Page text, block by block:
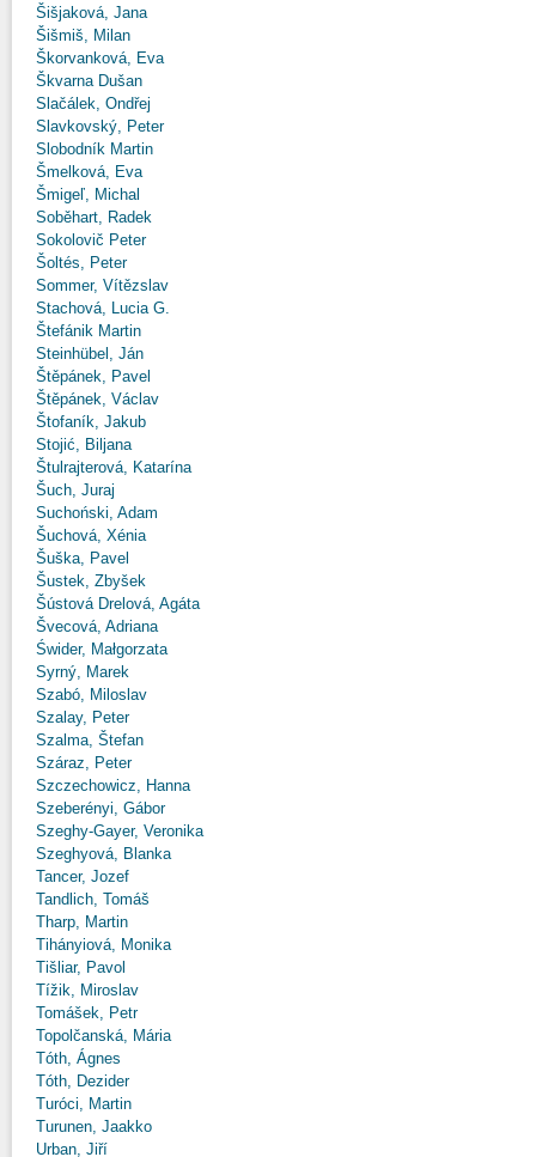
Šišjaková, Jana
Šišmiš, Milan
Škorvanková, Eva
Škvarna Dušan
Slačálek, Ondřej
Slavkovský, Peter
Slobodník Martin
Šmelková, Eva
Šmigeľ, Michal
Soběhart, Radek
Sokolovič Peter
Šoltés, Peter
Sommer, Vítězslav
Stachová, Lucia G.
Štefánik Martin
Steinhübel, Ján
Štěpánek, Pavel
Štěpánek, Václav
Štofaník, Jakub
Stojić, Biljana
Štulrajterová, Katarína
Šuch, Juraj
Suchoński, Adam
Šuchová, Xénia
Šuška, Pavel
Šustek, Zbyšek
Šústová Drelová, Agáta
Švecová, Adriana
Świder, Małgorzata
Syrný, Marek
Szabó, Miloslav
Szalay, Peter
Szalma, Štefan
Száraz, Peter
Szczechowicz, Hanna
Szeberényi, Gábor
Szeghy-Gayer, Veronika
Szeghyová, Blanka
Tancer, Jozef
Tandlich, Tomáš
Tharp, Martin
Tihányiová, Monika
Tišliar, Pavol
Tížik, Miroslav
Tomášek, Petr
Topolčanská, Mária
Tóth, Ágnes
Tóth, Dezider
Turóci, Martin
Turunen, Jaakko
Urban, Jiří